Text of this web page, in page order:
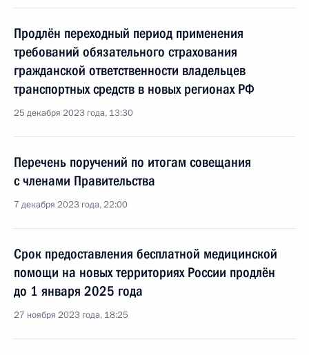
Продлён переходный период применения
требований обязательного страхования
гражданской ответственности владельцев
транспортных средств в новых регионах РФ
25 декабря 2023 года, 13:30
Перечень поручений по итогам совещания
с членами Правительства
7 декабря 2023 года, 22:00
Срок предоставления бесплатной медицинской
помощи на новых территориях России продлён
до 1 января 2025 года
27 ноября 2023 года, 18:25